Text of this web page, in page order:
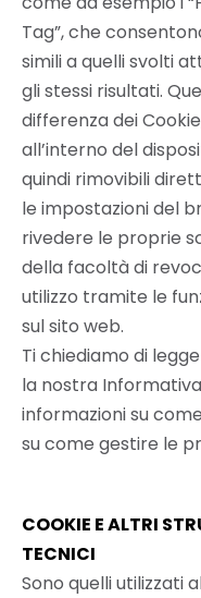
Tag”, che
simili a quelli svolti
gli stessi risultati.
differenza dei
all’interno del
quindi rimovibili
le impostazioni del
rivedere le proprie
della facoltà di
utilizzo tramite le
sul sito web.
Ti chiediamo di
la nostra
informazioni su
su come gestire le
COOKIE E ALTRI
TECNICI
Sono quelli utilizzati